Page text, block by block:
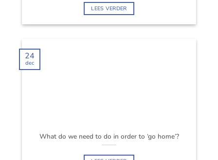
LEES VERDER
What do we need to do in order to ‘go home’?
24
dec